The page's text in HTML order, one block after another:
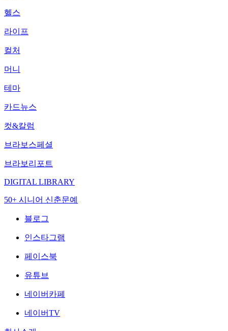
헬스
라이프
컬처
머니
테마
카드뉴스
컷&칼럼
브라보스페셜
브라보리포트
DIGITAL LIBRARY
50+ 시니어 신춘문예
블로그
인스타그램
페이스북
유튜브
네이버카페
네이버TV